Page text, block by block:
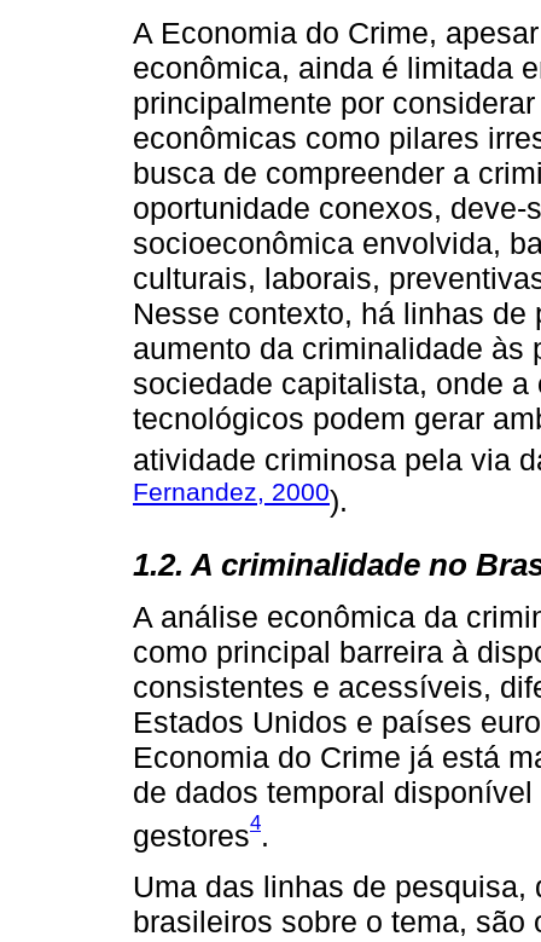
A Economia do Crime,
econômica, ainda é limitada
principalmente por
econômicas como pilares
busca de compreender a
oportunidade conexos,
socioeconômica envolvida,
culturais, laborais,
Nesse contexto, há linhas
aumento da criminalidade às
sociedade capitalista, onde
tecnológicos podem gerar
atividade criminosa pela via
Fernandez, 2000).
1.2. A criminalidade no
A análise econômica da
como principal barreira à
consistentes e acessíveis,
Estados Unidos e países
Economia do Crime já está
de dados temporal
gestores4.
Uma das linhas de
brasileiros sobre o tema,